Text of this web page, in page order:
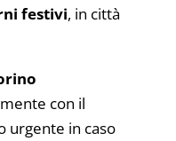
festivi, in città
con il
urgente in caso